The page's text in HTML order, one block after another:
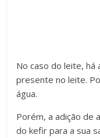
No caso do leite,
presente no leite.
água.
Porém, a adição de
do kefir para a sua